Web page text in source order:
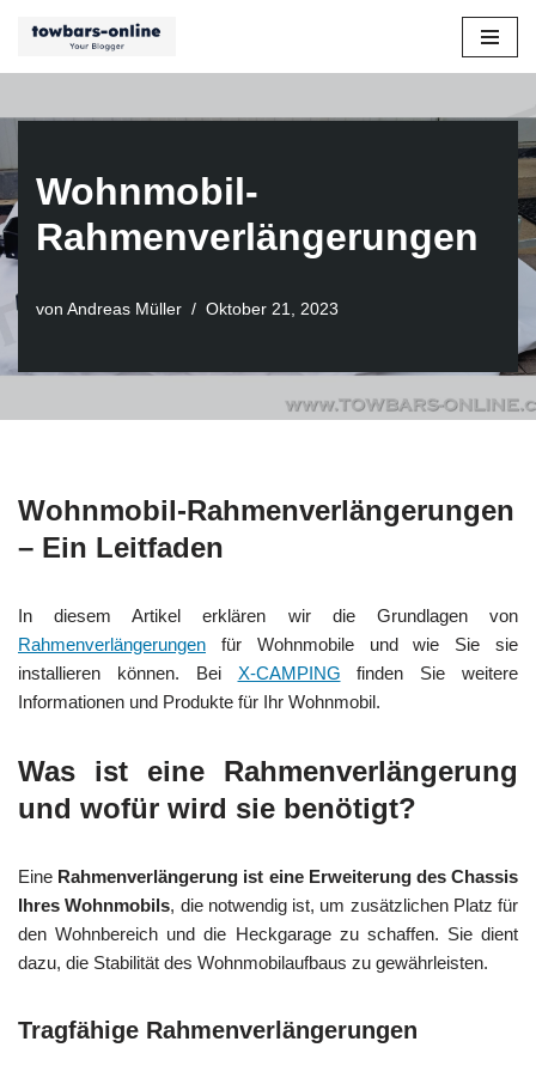
springen
Wohnmobil-
Rahmenverlängerungen
von Andreas Müller Oktober 21, 2023
Wohnmobil-Rahmenverlängerungen
– Ein Leitfaden
In diesem Artikel erklären wir die Grundlagen von
Rahmenverlängerungen für Wohnmobile und wie Sie sie
installieren können. Bei X-CAMPING finden Sie weitere
Informationen und Produkte für Ihr Wohnmobil.
Was ist eine Rahmenverlängerung
und wofür wird sie benötigt?
Eine Rahmenverlängerung ist eine Erweiterung des Chassis
Ihres Wohnmobils, die notwendig ist, um zusätzlichen Platz für
den Wohnbereich und die Heckgarage zu schaffen. Sie dient
dazu, die Stabilität des Wohnmobilaufbaus zu gewährleisten.
Tragfähige Rahmenverlängerungen